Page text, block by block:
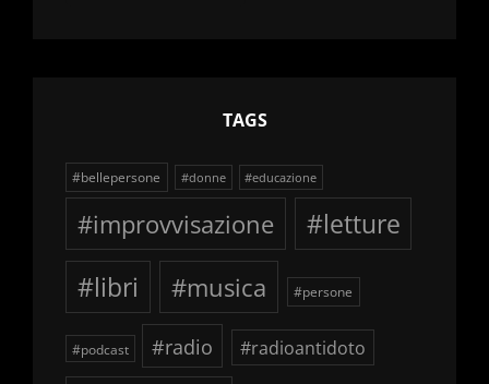
TAGS
#bellepersone #donne #educazione
#improvvisazione
#letture
#libri
#musica #persone
#podcast #radio #radioantidoto